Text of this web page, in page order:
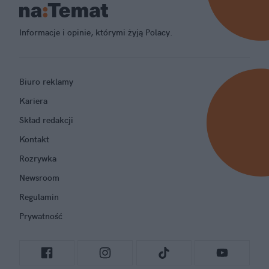
Informacje i opinie, którymi żyją Polacy.
Biuro reklamy
Kariera
Skład redakcji
Kontakt
Rozrywka
Newsroom
Regulamin
Prywatność